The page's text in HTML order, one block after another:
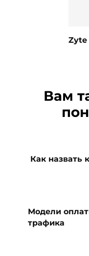
Zyte
Вам
Как назвать
Модели
трафика